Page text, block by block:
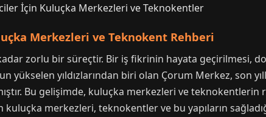
Merkezleri ve Teknokent Rehberi
zorlu bir süreçtir. Bir iş fikrinin hayata geçirilmesi,
yükselen yıldızlarından biri olan Çorum Merkez, son
Bu gelişimde, kuluçka merkezleri ve
merkezleri, teknokentler ve bu yapıların